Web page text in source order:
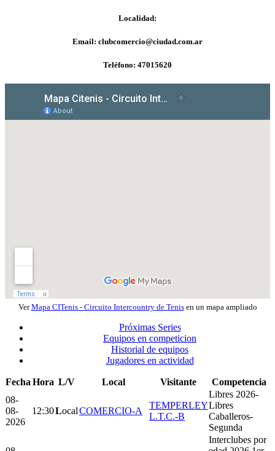
Localidad:
Email: clubcomercio@ciudad.com.ar
Teléfono: 47015620
VerMapa CITenis - Circuito Intercountry de Tenisen un mapa ampliado
Próximas Series
Equipos en competicion
Historial de equipos
Jugadores en actividad
Fecha Hora L/V Local Visitante
Competencia
08-
08-
2026
12:30LocalCOMERCIO-A
TEMPERLEY
L.T.C.-B
Libres 2026-
Libres
Caballeros-
Segunda
Interclubes por